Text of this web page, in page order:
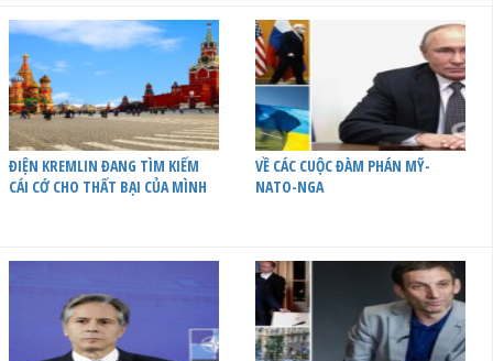
ĐIỆN KREMLIN ĐANG TÌM KIẾM
CÁI CỚ CHO THẤT BẠI CỦA MÌNH
VỀ CÁC CUỘC ĐÀM PHÁN MỸ-
NATO-NGA